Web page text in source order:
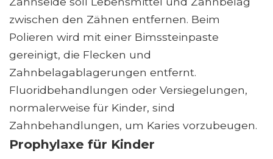
zwischen den Zähnen entfernen. Beim
Polieren wird mit einer Bimssteinpaste
gereinigt, die Flecken und
Zahnbelagablagerungen entfernt.
Fluoridbehandlungen oder Versiegelungen,
normalerweise für Kinder, sind
Zahnbehandlungen, um Karies vorzubeugen.
Prophylaxe für Kinder